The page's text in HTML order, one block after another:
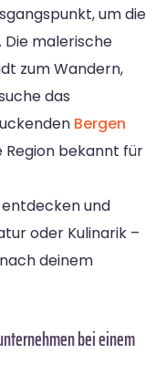
um die
Die malerische
zum Wandern,
das
Bergen
Region bekannt für
und
oder Kulinarik –
deinem
bei einem